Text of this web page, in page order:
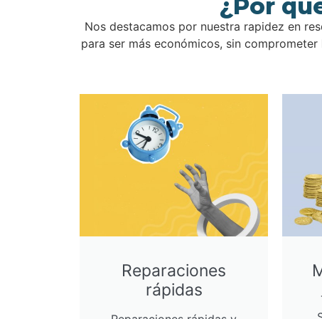
¿Por
Nos destacamos por nuestra rapidez en
para ser más económicos, sin
Reparaciones
rápidas